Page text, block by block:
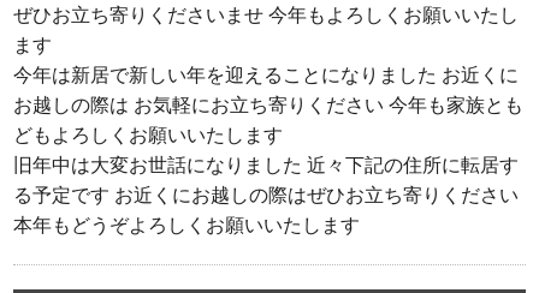
ぜひお立ち寄りくださいませ 今年もよろしくお願いいたし
ます
今年は新居で新しい年を迎えることになりました お近くに
お越しの際は お気軽にお立ち寄りください 今年も家族とも
どもよろしくお願いいたします
旧年中は大変お世話になりました 近々下記の住所に転居す
る予定です お近くにお越しの際はぜひお立ち寄りください
本年もどうぞよろしくお願いいたします